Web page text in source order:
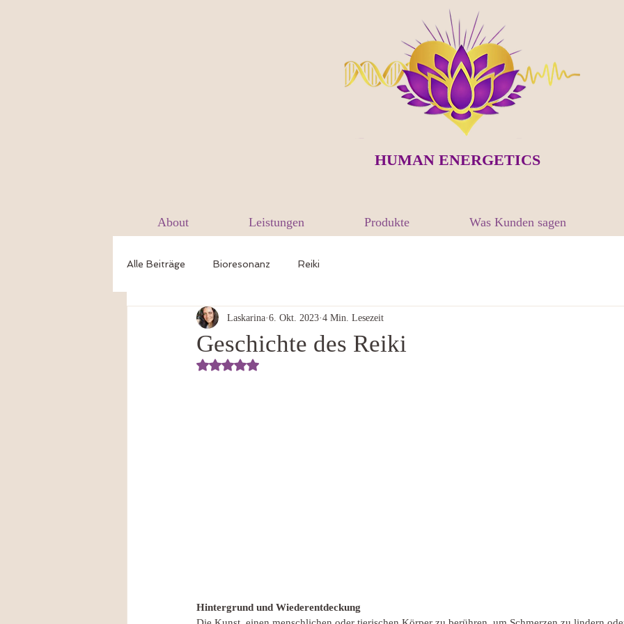
HUMAN ENERGETICS
About Leistungen Produkte Was Kunden sagen
Alle Beiträge Bioresonanz Reiki
Geschichte des Reiki
Laskarina 6. Okt. 2023 4 Min. Lesezeit
Mit NaN von 5 Sternen bewertet.
Hintergrund und Wiederentdeckung